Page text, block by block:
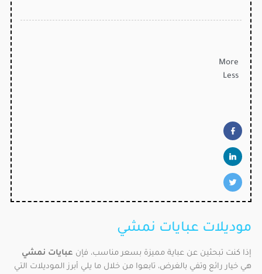
More
Less
موديلات عبايات نمشي
إذا كنت تبحثين عن عباية مميزة بسعر مناسب، فإن عبايات نمشي
هي خيار رائع وتفي بالغرض، تابعوا من خلال ما يلي أبرز الموديلات التي